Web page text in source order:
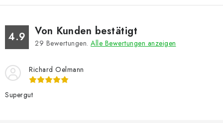
4.9 Von Kunden bestätigt
29 Bewertungen. Alle Bewertungen anzeigen
Richard Oelmann
Supergut